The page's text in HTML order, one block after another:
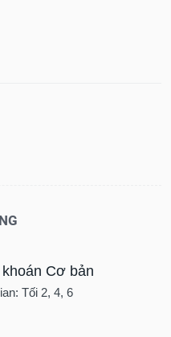
Cơ bản
Tối 2, 4, 6